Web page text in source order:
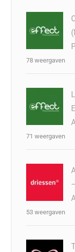
78 weergaven
71 weergaven
53 weergaven